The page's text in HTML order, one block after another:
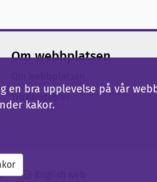
Om webbplatsen
Tillgänglighet
en bra upplevelse på vår
kakor.